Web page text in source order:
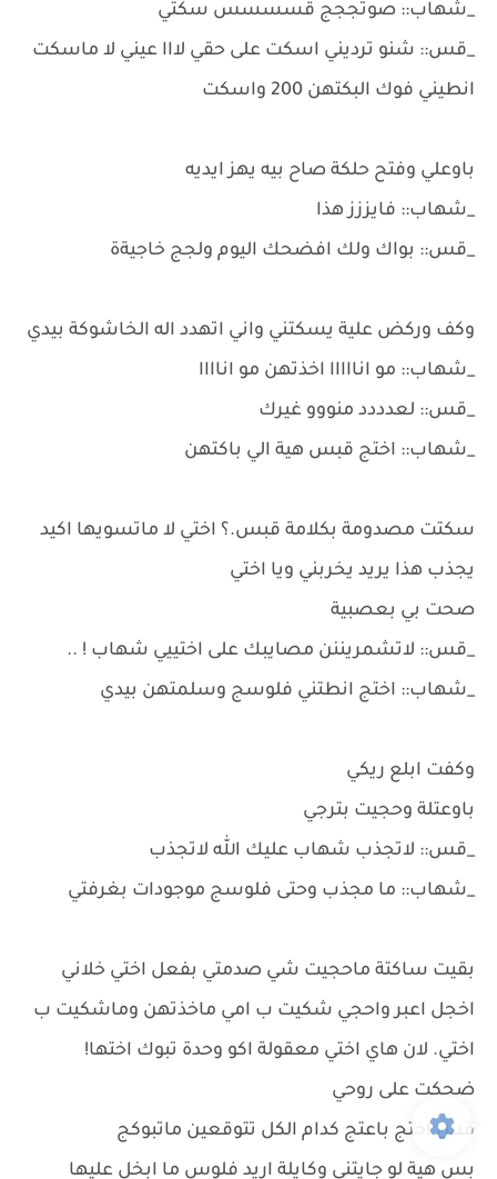
_شهاب:: صوتججج قسسسس سكتي
_قس:: شنو ترديني اسكت على حقي لااا عيني لا ماسكت
انطيني فوك البكتهن 200 واسكت
باوعلي وفتح حلكة صاح بيه يهز ايديه
_شهاب:: فايززز هذا
_قس:: بواك ولك افضحك اليوم ولجج خاجيةة
وكف وركض علية يسكتني واني اتهدد اله الخاشوكة بيدي
_شهاب:: مو انااااا اخذتهن مو اناااا
_قس:: لعدددد منووو غيرك
_شهاب:: اختج قبس هية الي باكتهن
سكتت مصدومة بكلامة قبس.؟ اختي لا ماتسويها اكيد
يجذب هذا يريد يخربني ويا اختي
صحت بي بعصبية
_قس:: لاتشمريننن مصايبك على اختييي شهاب ! ..
_شهاب:: اختج انطتني فلوسج وسلمتهن بيدي
وكفت ابلع ريكي
باوعتلة وحجيت بترجي
_قس:: لاتجذب شهاب عليك الله لاتجذب
_شهاب:: ما مجذب وحتى فلوسج موجودات بغرفتي
بقيت ساكتة ماحجيت شي صدمتي بفعل اختي خلاني
اخجل اعبر واحجي شكيت ب امي ماخذتهن وماشكيت ب
اختي. لان هاي اختي معقولة اكو وحدة تبوك اختها!
ضحكت على روحي
قس اختج باعتج كدام الكل تتوقعين ماتبوكج
بس هية لو جايتني وكايلة اريد فلوس ما ابخل عليها